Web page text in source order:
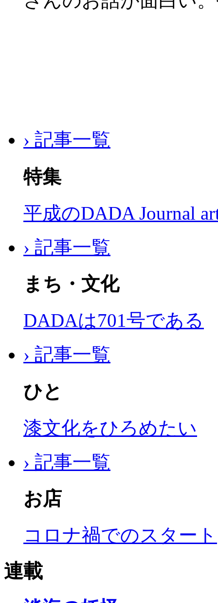
› 記事一覧
特集
平成のDADA Journal
› 記事一覧
まち・文化
DADAは701号である
› 記事一覧
ひと
漆文化をひろめたい
› 記事一覧
お店
コロナ禍でのスタート
連載